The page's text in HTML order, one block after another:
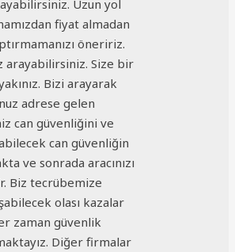
Uzun yol
fiyat almadan
öneririz.
arayabilirsiniz. Size bir
Bizi arayarak
adrese gelen
can güvenliğini ve
can güvenliğin
ve sonrada aracınızı
Biz tecrübemize
olası kazalar
zaman güvenlik
Diğer firmalar